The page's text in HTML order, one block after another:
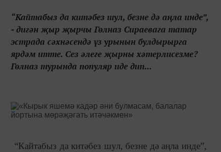
“Кайтабыз да китәбез шул, безне дә аңла инде”,
- дигән җыр җырчы Гөлназ Сираевага татар
эстрада сәхнәсендә үз урынын булдырырга
ярдәм итте. Сез әлеге җырны хәтерлисезме?
Гөлназ турында популяр иде дип...
“Кайтабыз да китәбез шул, безне дә аңла инде”,